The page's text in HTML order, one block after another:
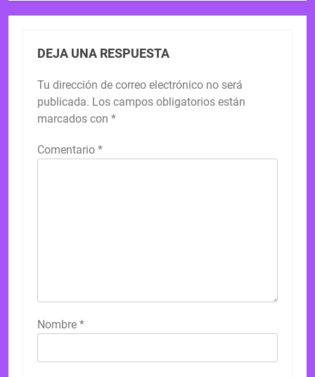
DEJA UNA RESPUESTA
Tu dirección de correo electrónico no será
publicada. Los campos obligatorios están
marcados con *
Comentario *
Nombre *